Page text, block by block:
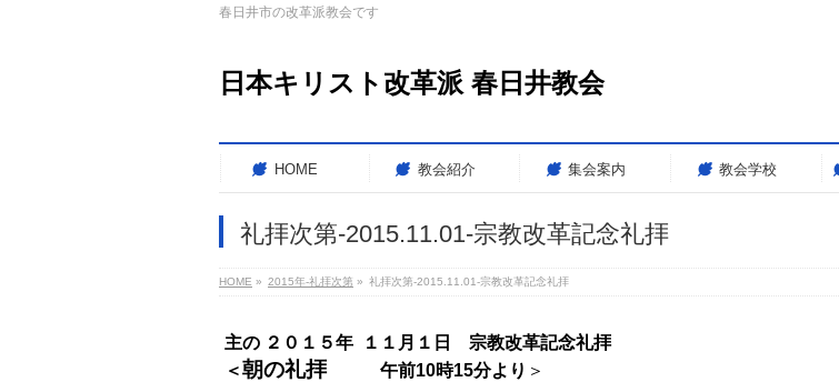
春日井市の改革派教会です
日本キリスト改革派 春日井教会
HOME 教会紹介 集会案内 教会学校
礼拝次第-2015.11.01-宗教改革記念礼拝
HOME » 2015年-礼拝次第 » 礼拝次第-2015.11.01-宗教改革記念礼拝
主の ２０１５年 １１月１日 宗教改革記念礼拝
＜朝の礼拝 午前10時15分より ＞